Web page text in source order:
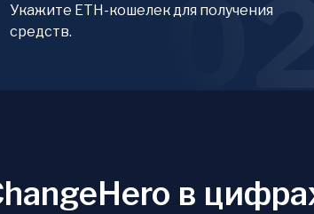
Укажите ETH-кошелек для получения
средств.
в